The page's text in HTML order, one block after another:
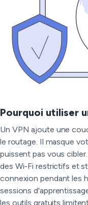
Pourquoi utiliser
Un VPN ajoute une
le routage. Il masque
puissent pas vous
des Wi-Fi restrictifs et
connexion pendant les
sessions
les outils gratuits